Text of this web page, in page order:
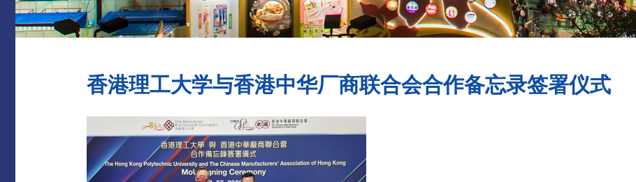
香港理工大学与香港中华厂商联合会合作备忘录签署仪式